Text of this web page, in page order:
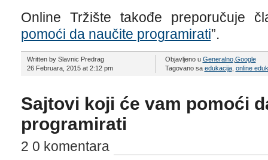
Online Tržište takođe preporučuje
pomoći da naučite programirati”.
Written by Slavnic Predrag
26 Februara, 2015 at 2:12 pm
Objavljeno u Generalno, Google
Tagovano sa edukacija, online
Sajtovi koji će vam pomoći
programirati
2 0 komentara